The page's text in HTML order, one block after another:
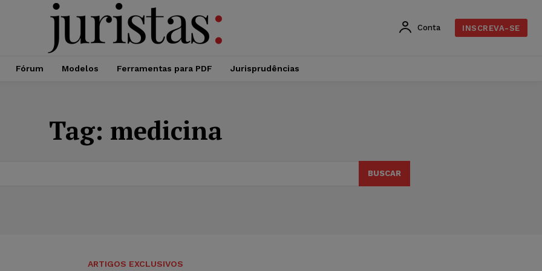
Conta INSCREVA-SE
Fórum Modelos Ferramentas para PDF Jurisprudências
Tag: medicina
BUSCAR
ARTIGOS EXCLUSIVOS